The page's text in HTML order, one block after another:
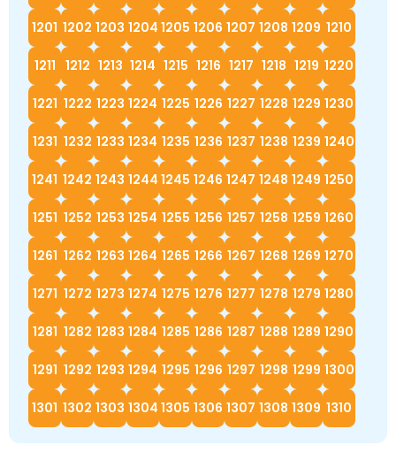
1201 1202 1203 1204 1205 1206 1207 1208 1209 1210
1211 1212 1213 1214 1215 1216 1217 1218 1219 1220
1221 1222 1223 1224 1225 1226 1227 1228 1229 1230
1231 1232 1233 1234 1235 1236 1237 1238 1239 1240
1241 1242 1243 1244 1245 1246 1247 1248 1249 1250
1251 1252 1253 1254 1255 1256 1257 1258 1259 1260
1261 1262 1263 1264 1265 1266 1267 1268 1269 1270
1271 1272 1273 1274 1275 1276 1277 1278 1279 1280
1281 1282 1283 1284 1285 1286 1287 1288 1289 1290
1291 1292 1293 1294 1295 1296 1297 1298 1299 1300
1301 1302 1303 1304 1305 1306 1307 1308 1309 1310